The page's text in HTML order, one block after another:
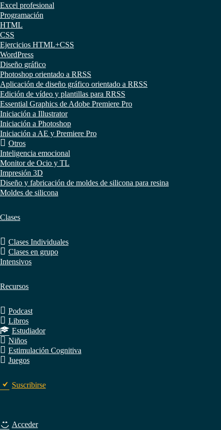
Excel profesional
Programación
HTML
CSS
Ejercicios HTML+CSS
WordPress
Diseño gráfico
Photoshop orientado a RRSS
Aplicación de diseño gráfico orientado a RRSS
Edición de vídeo y plantillas para RRSS
Essential Graphics de Adobe Premiere Pro
Iniciación a Illustrator
Iniciación a Photoshop
Iniciación a AE y Premiere Pro
Otros
Inteligencia emocional
Monitor de Ocio y TL
Impresión 3D
Diseño y fabricación de moldes de silicona para resina
Moldes de silicona
Clases
Clases Individuales
Clases en grupo
Intensivos
Recursos
Podcast
Libros
Estudiador
Niños
Estimulación Cognitiva
Juegos
Suscribirse
Acceder